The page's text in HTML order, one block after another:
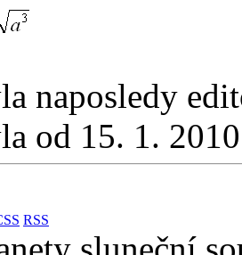
naposledy
od 15. 1.
RSS